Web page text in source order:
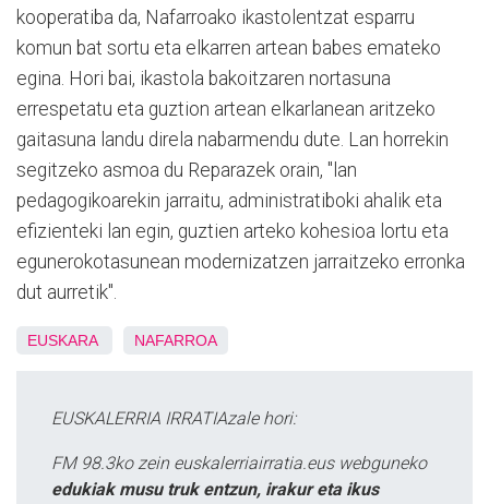
kooperatiba da, Nafarroako ikastolentzat esparru
komun bat sortu eta elkarren artean babes emateko
egina. Hori bai, ikastola bakoitzaren nortasuna
errespetatu eta guztion artean elkarlanean aritzeko
gaitasuna landu direla nabarmendu dute. Lan horrekin
segitzeko asmoa du Reparazek orain, "lan
pedagogikoarekin jarraitu, administratiboki ahalik eta
efizienteki lan egin, guztien arteko kohesioa lortu eta
egunerokotasunean modernizatzen jarraitzeko erronka
dut aurretik".
EUSKARA NAFARROA
EUSKALERRIA IRRATIAzale hori:
FM 98.3ko zein euskalerriairratia.eus webguneko
edukiak musu truk entzun, irakur eta ikus